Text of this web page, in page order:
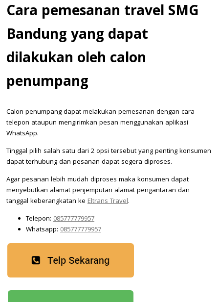
Cara pemesanan travel SMG
Bandung yang dapat
dilakukan oleh calon
penumpang
Calon penumpang dapat melakukan pemesanan dengan cara
telepon ataupun mengirimkan pesan menggunakan aplikasi
WhatsApp.
Tinggal pilih salah satu dari 2 opsi tersebut yang penting konsumen
dapat terhubung dan pesanan dapat segera diproses.
Agar pesanan lebih mudah diproses maka konsumen dapat
menyebutkan alamat penjemputan alamat pengantaran dan
tanggal keberangkatan ke Eltrans Travel.
Telepon: 085777779957
Whatsapp: 085777779957